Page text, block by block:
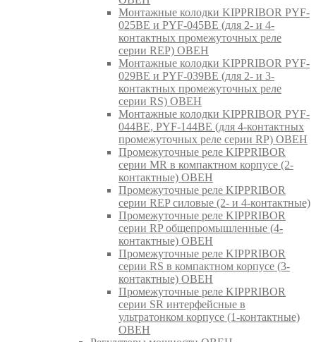
Монтажные колодки KIPPRIBOR PYF-
025BE и PYF-045BE (для 2- и 4-
контактных промежуточных реле
серии REP) ОВЕН
Монтажные колодки KIPPRIBOR PYF-
029BE и PYF-039BE (для 2- и 3-
контактных промежуточных реле
серии RS) ОВЕН
Монтажные колодки KIPPRIBOR PYF-
044BE, PYF-144BE (для 4-контактных
промежуточных реле серии RP) ОВЕН
Промежуточные реле KIPPRIBOR
серии MR в компактном корпусе (2-
контактные) ОВЕН
Промежуточные реле KIPPRIBOR
серии REP силовые (2- и 4-контактные)
Промежуточные реле KIPPRIBOR
серии RP общепромышленные (4-
контактные) ОВЕН
Промежуточные реле KIPPRIBOR
серии RS в компактном корпусе (3-
контактные) ОВЕН
Промежуточные реле KIPPRIBOR
серии SR интерфейсные в
ультратонком корпусе (1-контактные)
ОВЕН